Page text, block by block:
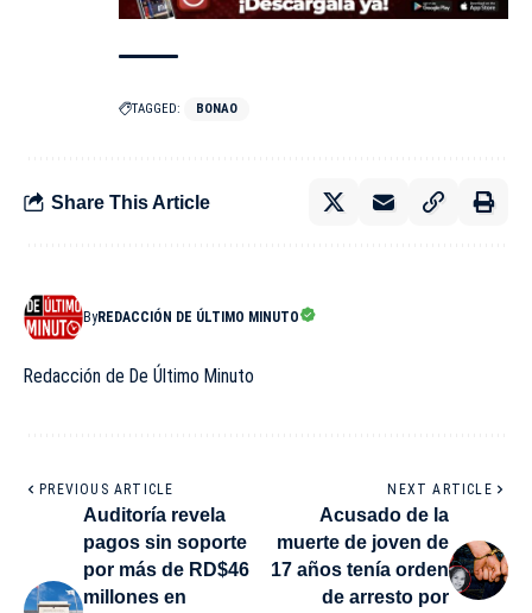
TAGGED: BONAO
Share This Article
ByREDACCIÓN DE ÚLTIMO MINUTO
Redacción de De Último Minuto
PREVIOUS ARTICLE
Auditoría revela
pagos sin soporte
por más de RD$46
millones en
NEXT ARTICLE
Acusado de la
muerte de joven de
17 años tenía orden
de arresto por